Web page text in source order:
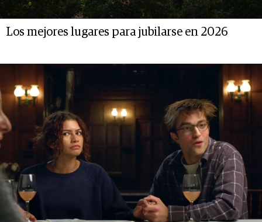
Los mejores lugares para jubilarse en 2026